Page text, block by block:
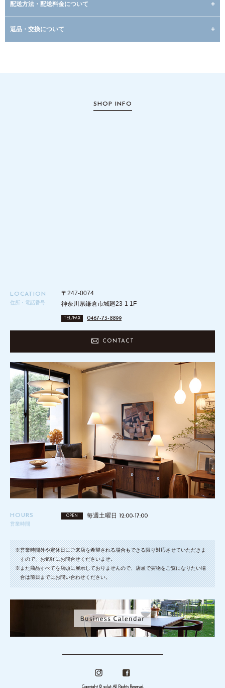
配送方法・配送料金について
返品・交換について
SHOP INFO
LOCATION
住所・電話番号
〒247-0074
神奈川県鎌倉市城廻23-1 1F
TEL/FAX 0467-73-8899
CONTACT
HOURS
営業時間
OPEN 毎週土曜日 12:00-17:00
※営業時間外や定休日にご来店を希望される場合もできる限り対応させていただきま
すので、お気軽にお問合せくださいませ。
※また商品すべてを店頭に展示しておりませんので、店頭で実物をご覧になりたい場
合は前日までにお問い合わせください。
Copyright © salut. All Rights Reserved.